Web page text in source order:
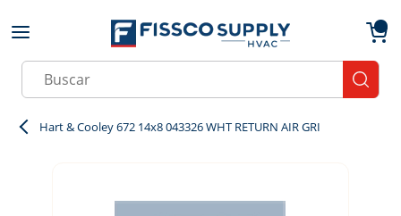
Skip to main content
Site Search
Hart & Cooley 672 14x8 043326 WHT RETURN AIR GRI